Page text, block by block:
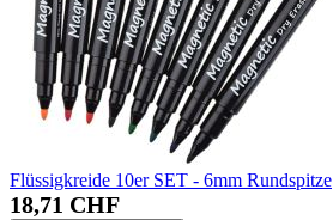
Flüssigkreide 10er SET - 6mm Rundspitze
18,71 CHF